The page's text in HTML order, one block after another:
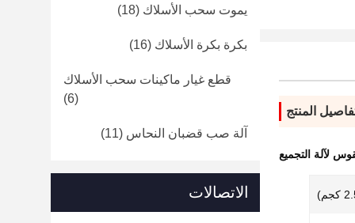
المنتج
لآلة التجميع
يموت سحب الأسلاك (18)
بكرة بكرة الأسلاك (16)
قطع غيار ماكينات سحب الأسلاك
(6)
آلة صب قضبان النحاس (11)
الاتصالات